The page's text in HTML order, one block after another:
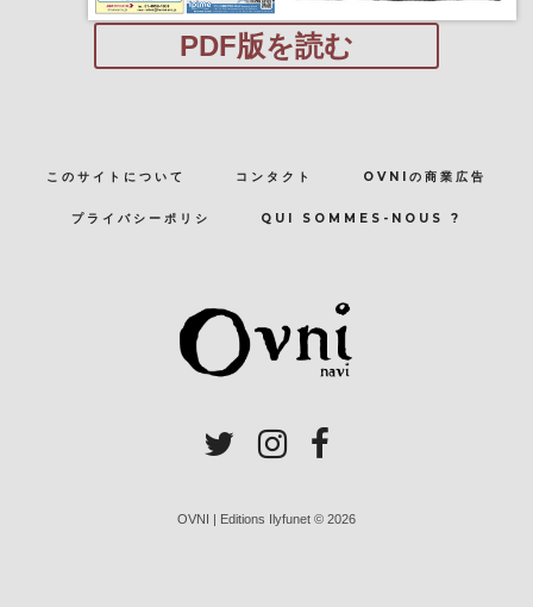
PDF版を読む
このサイトについて コンタクト OVNIの商業広告
プライバシーポリシ QUI SOMMES-NOUS ?
OVNI | Editions Ilyfunet © 2026